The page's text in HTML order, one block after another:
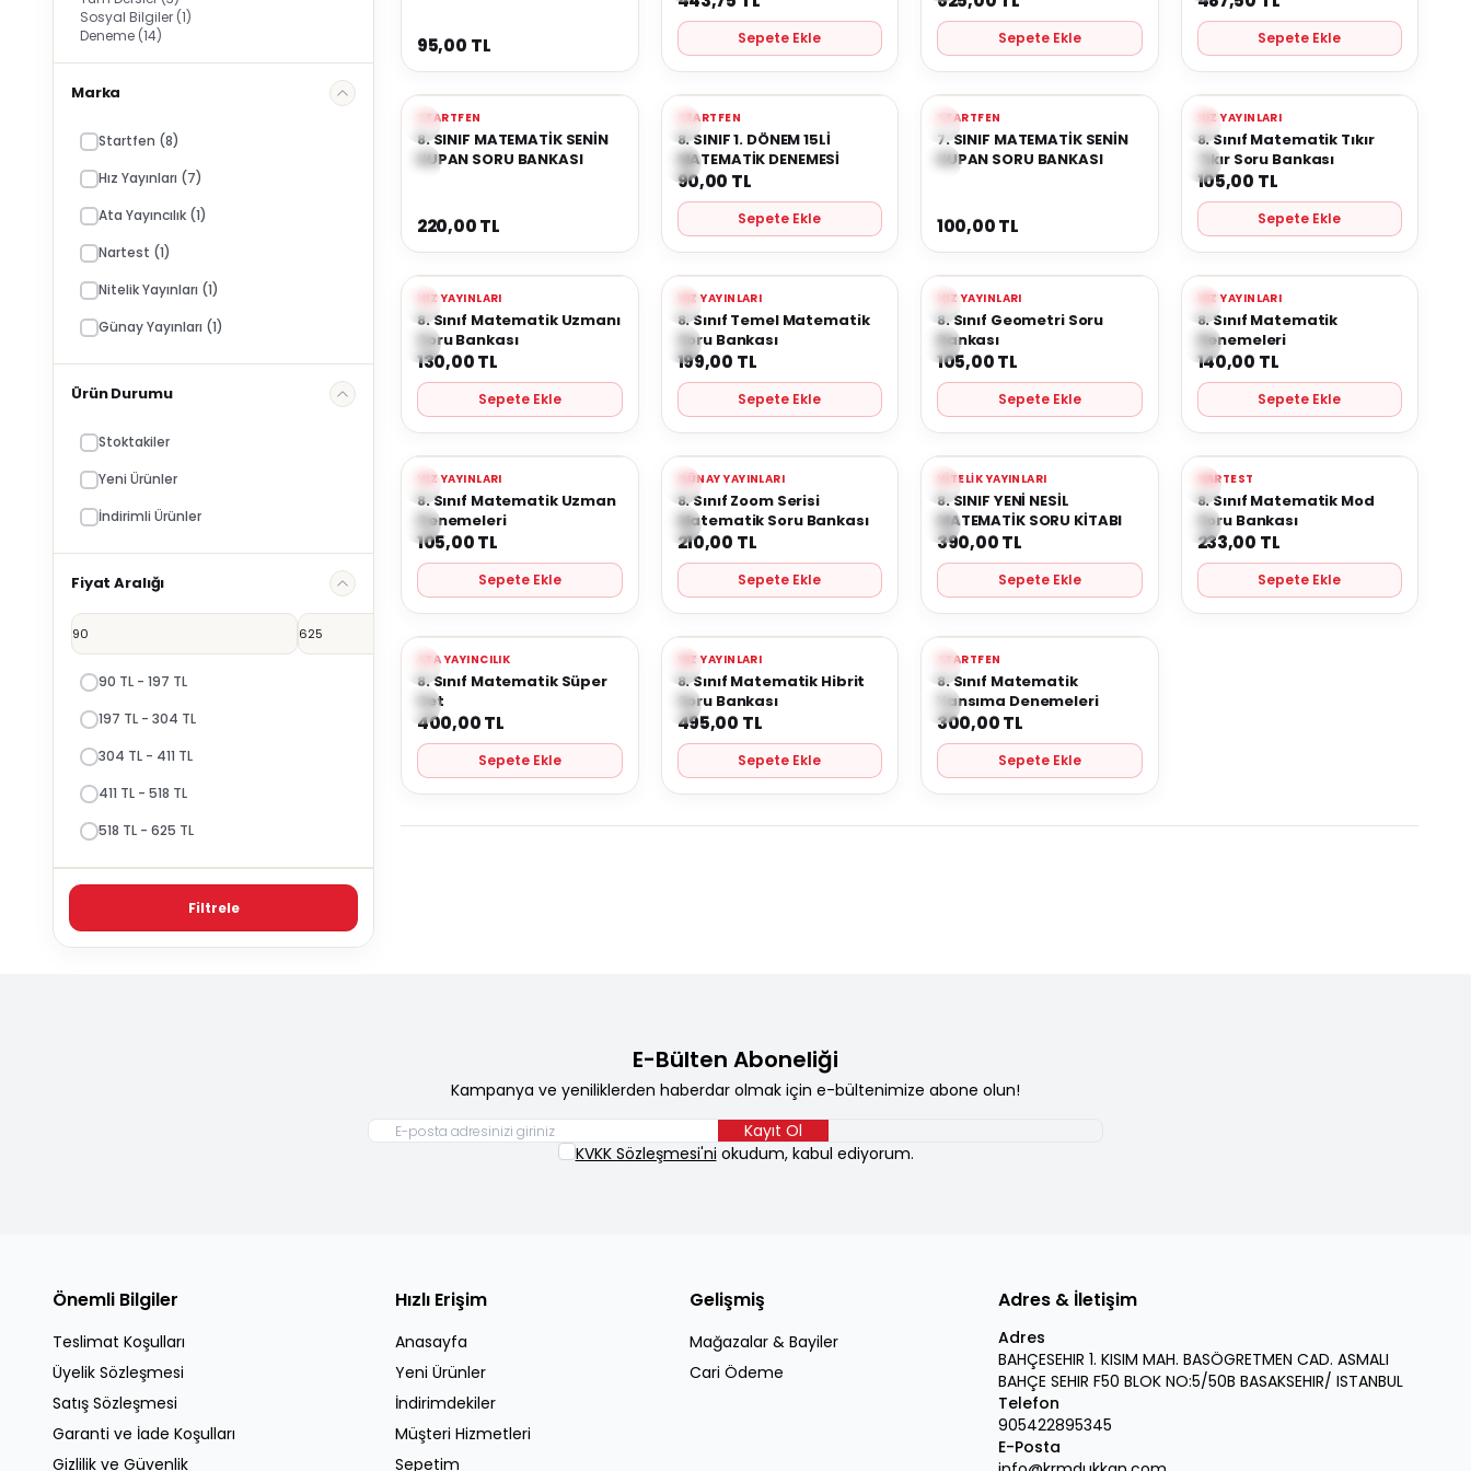
Sosyal Bilgiler (1)
Deneme (14)
Marka
Startfen (8)
Hız Yayınları (7)
Ata Yayıncılık (1)
Nartest (1)
Nitelik Yayınları (1)
Günay Yayınları (1)
Ürün Durumu
Stoktakiler
Yeni Ürünler
İndirimli Ürünler
Fiyat Aralığı
90 TL - 197 TL
197 TL - 304 TL
304 TL - 411 TL
411 TL - 518 TL
518 TL - 625 TL
Filtrele
95,00 TL Sepete Ekle Sepete Ekle Sepete Ekle
Yeni
Favorilere Ekle
Tükendi
STARTFEN
8. SINIF MATEMATİK SENİN
KUPAN SORU BANKASI
220,00TL
Yeni
Favorilere Ekle
STARTFEN
8. SINIF 1. DÖNEM 15Lİ
MATEMATİK DENEMESİ
90,00 TL
Sepete Ekle
Yeni
Favorilere Ekle
Tükendi
STARTFEN
7. SINIF MATEMATİK SENİN
KUPAN SORU BANKASI
100,00TL
Yeni
Favorilere Ekle
HIZ YAYINLARI
8. Sınıf Matematik Tıkır
Tıkır Soru Bankası
105,00 TL
Sepete Ekle
Yeni
Favorilere Ekle
HIZ YAYINLARI
8. Sınıf Matematik Uzmanı
Soru Bankası
130,00TL
Sepete Ekle
Yeni
Favorilere Ekle
HIZ YAYINLARI
8. Sınıf Temel Matematik
Soru Bankası
199,00 TL
Sepete Ekle
Yeni
Favorilere Ekle
HIZ YAYINLARI
8. Sınıf Geometri Soru
Bankası
105,00TL
Sepete Ekle
Yeni
Favorilere Ekle
HIZ YAYINLARI
8. Sınıf Matematik
Denemeleri
140,00 TL
Sepete Ekle
Yeni
Favorilere Ekle
HIZ YAYINLARI
8. Sınıf Matematik Uzman
Denemeleri
105,00TL
Sepete Ekle
Yeni
Favorilere Ekle
GÜNAY YAYINLARI
8. Sınıf Zoom Serisi
Matematik Soru Bankası
210,00 TL
Sepete Ekle
Yeni
Favorilere Ekle
NITELIK YAYINLARI
8. SINIF YENİ NESİL
MATEMATİK SORU KİTABI
390,00TL
Sepete Ekle
Yeni
Favorilere Ekle
NARTEST
8. Sınıf Matematik Mod
Soru Bankası
233,00 TL
Sepete Ekle
Yeni
Favorilere Ekle
ATA YAYINCILIK
8. Sınıf Matematik Süper
Set
400,00TL
Sepete Ekle
Yeni
Favorilere Ekle
HIZ YAYINLARI
8. Sınıf Matematik Hibrit
Soru Bankası
495,00 TL
Sepete Ekle
Yeni
Favorilere Ekle
STARTFEN
8. Sınıf Matematik
Yansıma Denemeleri
300,00TL
Sepete Ekle
E-Bülten Aboneliği
Kampanya ve yeniliklerden haberdar olmak için e-bültenimize abone olun!
Kayıt Ol
KVKK Sözleşmesi'ni okudum, kabul ediyorum.
Önemli Bilgiler
Teslimat Koşulları
Üyelik Sözleşmesi
Satış Sözleşmesi
Garanti ve İade Koşulları
Gizlilik ve Güvenlik
Hızlı Erişim
Anasayfa
Yeni Ürünler
İndirimdekiler
Müşteri Hizmetleri
Sepetim
Gelişmiş
Mağazalar & Bayiler
Cari Ödeme
Adres & İletişim
Adres
BAHÇESEHIR 1. KISIM MAH. BASÖGRETMEN CAD. ASMALI
BAHÇE SEHIR F50 BLOK NO:5/50B BASAKSEHIR/ ISTANBUL
Telefon
905422895345
E-Posta